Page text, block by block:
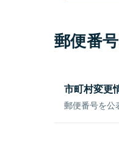
郵便番
市町村変更
郵便番号を公